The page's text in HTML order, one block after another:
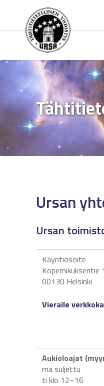
Ursan
Ursan
Käyntiosoite
Kopernikuksentie 1
00130 Helsinki
Vieraile
Aukioloajat
ma suljettu
ti klo 12–16